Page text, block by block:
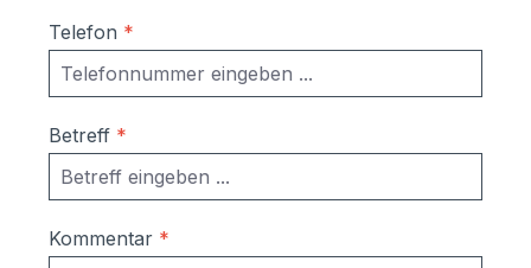
Telefon *
Betreff *
Kommentar *